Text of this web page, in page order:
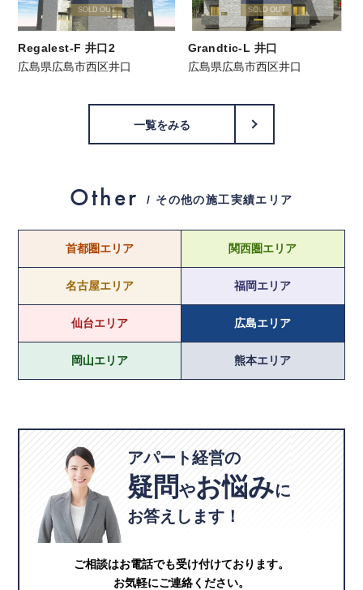
SOLD OUT
Regalest-F 井口2
広島県広島市西区井口
SOLD OUT
Grandtic-L 井口
広島県広島市西区井口
一覧をみる
Other / その他の施工実績エリア
首都圏エリア 関西圏エリア
名古屋エリア 福岡エリア
仙台エリア 広島エリア
岡山エリア 熊本エリア
アパート経営の
疑問やお悩みに
お答えします！
ご相談はお電話でも受け付けております。
お気軽にご連絡ください。